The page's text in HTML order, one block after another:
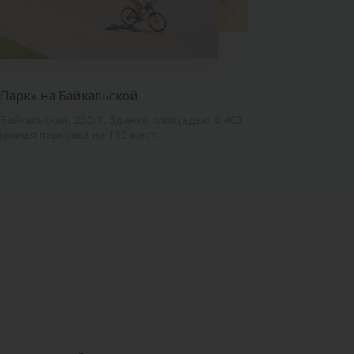
на Байкальской
парковка на 115 мест.
и предлагают свежие
и активной жизни!
работают кафе, супермаркеты
ждут вас ежедневно с 10:00 до 20:00